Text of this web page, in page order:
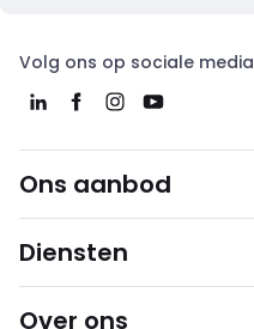
Volg ons op sociale media
Ons aanbod
Diensten
Over ons